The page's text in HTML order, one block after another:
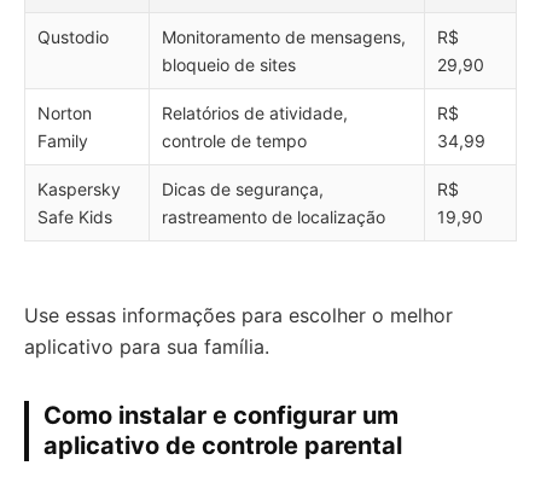
Qustodio
Monitoramento de mensagens,
bloqueio de sites
R$
29,90
Norton
Family
Relatórios de atividade,
controle de tempo
R$
34,99
Kaspersky
Safe Kids
Dicas de segurança,
rastreamento de localização
R$
19,90
Use essas informações para escolher o melhor
aplicativo para sua família.
Como instalar e configurar um
aplicativo de controle parental